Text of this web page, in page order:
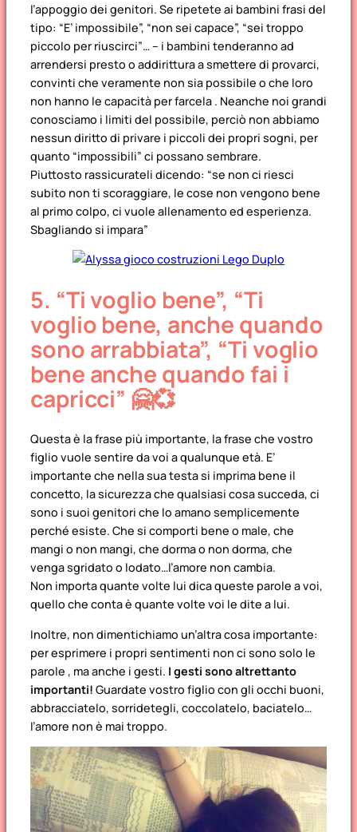
l’appoggio dei genitori. Se ripetete ai bambini frasi del
tipo: “E’ impossibile”, “non sei capace”, “sei troppo
piccolo per riuscirci”… – i bambini tenderanno ad
arrendersi presto o addirittura a smettere di provarci,
convinti che veramente non sia possibile o che loro
non hanno le capacità per farcela . Neanche noi grandi
conosciamo i limiti del possibile, perciò non abbiamo
nessun diritto di privare i piccoli dei propri sogni, per
quanto “impossibili” ci possano sembrare.
Piuttosto rassicurateli dicendo: “se non ci riesci
subito non ti scoraggiare, le cose non vengono bene
al primo colpo, ci vuole allenamento ed esperienza.
Sbagliando si impara”
5. “Ti voglio bene”, “Ti
voglio bene, anche quando
sono arrabbiata”, “Ti voglio
bene anche quando fai i
capricci” 🤗💞
Questa è la frase più importante, la frase che vostro
figlio vuole sentire da voi a qualunque età. E’
importante che nella sua testa si imprima bene il
concetto, la sicurezza che qualsiasi cosa succeda, ci
sono i suoi genitori che lo amano semplicemente
perché esiste. Che si comporti bene o male, che
mangi o non mangi, che dorma o non dorma, che
venga sgridato o lodato…l’amore non cambia.
Non importa quante volte lui dica queste parole a voi,
quello che conta è quante volte voi le dite a lui.
Inoltre, non dimentichiamo un’altra cosa importante:
per esprimere i propri sentimenti non ci sono solo le
parole , ma anche i gesti. I gesti sono altrettanto
importanti! Guardate vostro figlio con gli occhi buoni,
abbracciatelo, sorridetegli, coccolatelo, baciatelo…
l’amore non è mai troppo.